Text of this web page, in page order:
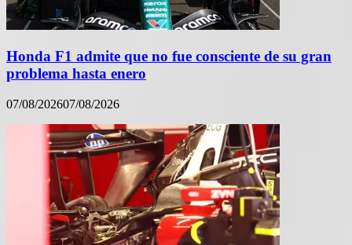
Honda F1 admite que no fue consciente de su gran
problema hasta enero
07/08/202607/08/2026